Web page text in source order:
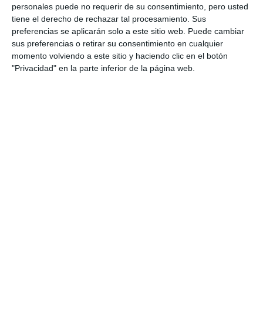
personales puede no requerir de su consentimiento, pero usted
tiene el derecho de rechazar tal procesamiento. Sus
preferencias se aplicarán solo a este sitio web. Puede cambiar
sus preferencias o retirar su consentimiento en cualquier
momento volviendo a este sitio y haciendo clic en el botón
"Privacidad" en la parte inferior de la página web.